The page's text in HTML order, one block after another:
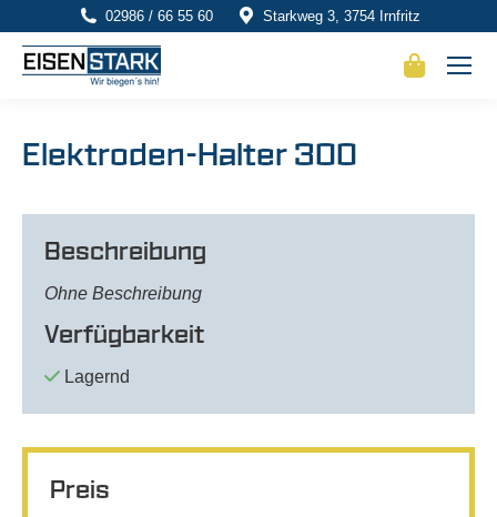
02986 / 66 55 60 Starkweg 3, 3754 Irnfritz
Elektroden-Halter 300
Beschreibung
Ohne Beschreibung
Verfügbarkeit
Lagernd
Preis